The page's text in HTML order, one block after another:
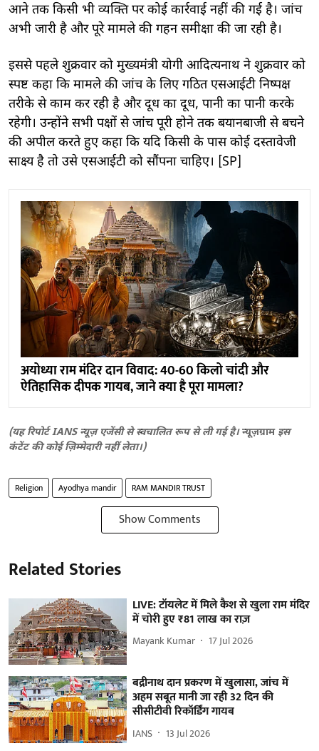
आने तक किसी भी व्यक्ति पर कोई कार्रवाई नहीं की गई है। जांच
अभी जारी है और पूरे मामले की गहन समीक्षा की जा रही है।
इससे पहले शुक्रवार को मुख्यमंत्री योगी आदित्यनाथ ने शुक्रवार को
स्पष्ट कहा कि मामले की जांच के लिए गठित एसआईटी निष्पक्ष
तरीके से काम कर रही है और दूध का दूध, पानी का पानी करके
रहेगी। उन्होंने सभी पक्षों से जांच पूरी होने तक बयानबाजी से बचने
की अपील करते हुए कहा कि यदि किसी के पास कोई दस्तावेजी
साक्ष्य है तो उसे एसआईटी को सौंपना चाहिए। [SP]
अयोध्या राम मंदिर दान विवाद: 40-60 किलो चांदी और
ऐतिहासिक दीपक गायब, जाने क्या है पूरा मामला?
(यह रिपोर्ट IANS न्यूज़ एजेंसी से स्वचालित रूप से ली गई है।न्यूज़ग्राम इस
कंटेंट की कोई ज़िम्मेदारी नहीं लेता।)
Religion Ayodhya mandir RAM MANDIR TRUST
Show Comments
Related Stories
LIVE: टॉयलेट में मिले कैश से खुला राम मंदिर
में चोरी हुए ₹81 लाख का राज़
Mayank Kumar 17 Jul 2026
बद्रीनाथ दान प्रकरण में खुलासा, जांच में
अहम सबूत मानी जा रही 32 दिन की
सीसीटीवी रिकॉर्डिंग गायब
IANS 13 Jul 2026